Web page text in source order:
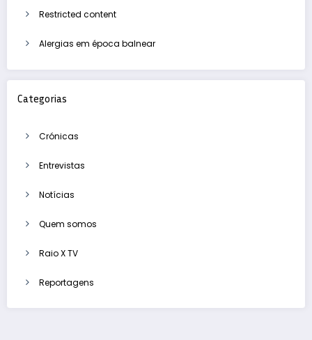
Restricted content
Alergias em época balnear
Categorias
Crónicas
Entrevistas
Notícias
Quem somos
Raio X TV
Reportagens